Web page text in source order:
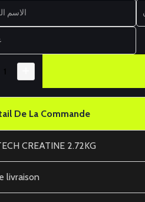
De La Commande
CREATINE 2.72KG
livraison